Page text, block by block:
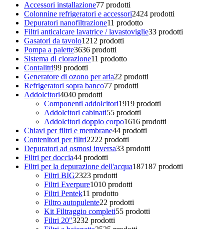
Accessori installazione77 prodotti
Colonnine refrigeratori e accessori2424 prodotti
Depuratori nanofiltrazione11 prodotto
Filtri anticalcare lavatrice / lavastoviglie33 prodotti
Gasatori da tavolo1212 prodotti
Pompa a palette3636 prodotti
Sistema di clorazione11 prodotto
Contalitri99 prodotti
Generatore di ozono per aria22 prodotti
Refrigeratori sopra banco77 prodotti
Addolcitori4040 prodotti
Componenti addolcitori1919 prodotti
Addolcitori cabinati55 prodotti
Addolcitori doppio corpo1616 prodotti
Chiavi per filtri e membrane44 prodotti
Contenitori per filtri2222 prodotti
Depuratori ad osmosi inversa33 prodotti
Filtri per doccia44 prodotti
Filtri per la depurazione dell'acqua187187 prodotti
Filtri BIG2323 prodotti
Filtri Everpure1010 prodotti
Filtri Pentek11 prodotto
Filtro autopulente22 prodotti
Kit Filtraggio completi55 prodotti
Filtri 20"3232 prodotti